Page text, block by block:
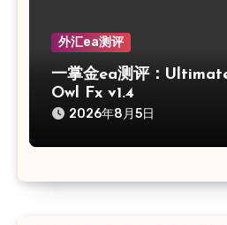
外汇ea测评
一掌金ea测评：
Owl Fx v1.4
2026年8月5日